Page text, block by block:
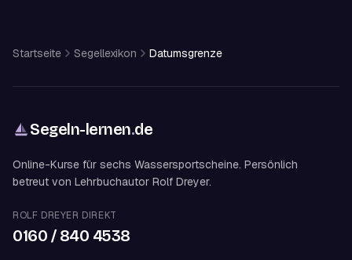
Startseite Segellexikon Datumsgrenze
Segeln-lernen.de
Online-Kurse für sechs Wassersportscheine. Persönlich
betreut von Lehrbuchautor Rolf Dreyer.
ROLF DREYER DIREKT
0160 / 840 4538